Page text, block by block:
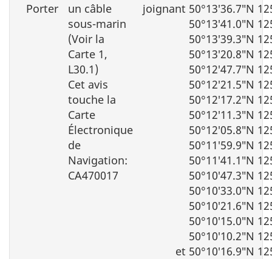
Porter
un câble
sous-marin
(Voir la
Carte 1,
L30.1)
Cet avis
touche la
Carte
Électronique
de
Navigation:
CA470017
joignant 50°13′36.7″N
50°13′41.0″N
50°13′39.3″N
50°13′20.8″N
50°12′47.7″N
50°12′21.5″N
50°12′17.2″N
50°12′11.3″N
50°12′05.8″N
50°11′59.9″N
50°11′41.1″N
50°10′47.3″N
50°10′33.0″N
50°10′21.6″N
50°10′15.0″N
50°10′10.2″N
et 50°10′16.9″N